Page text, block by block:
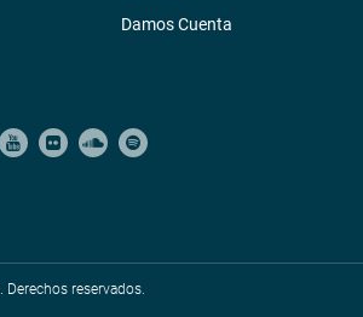
Damos Cuenta
Derechos reservados.